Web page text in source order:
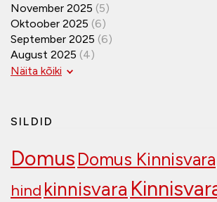
November 2025 (5)
Oktoober 2025 (6)
September 2025 (6)
August 2025 (4)
Näita kõiki
SILDID
Domus Domus Kinnisvara
hind kinnisvara